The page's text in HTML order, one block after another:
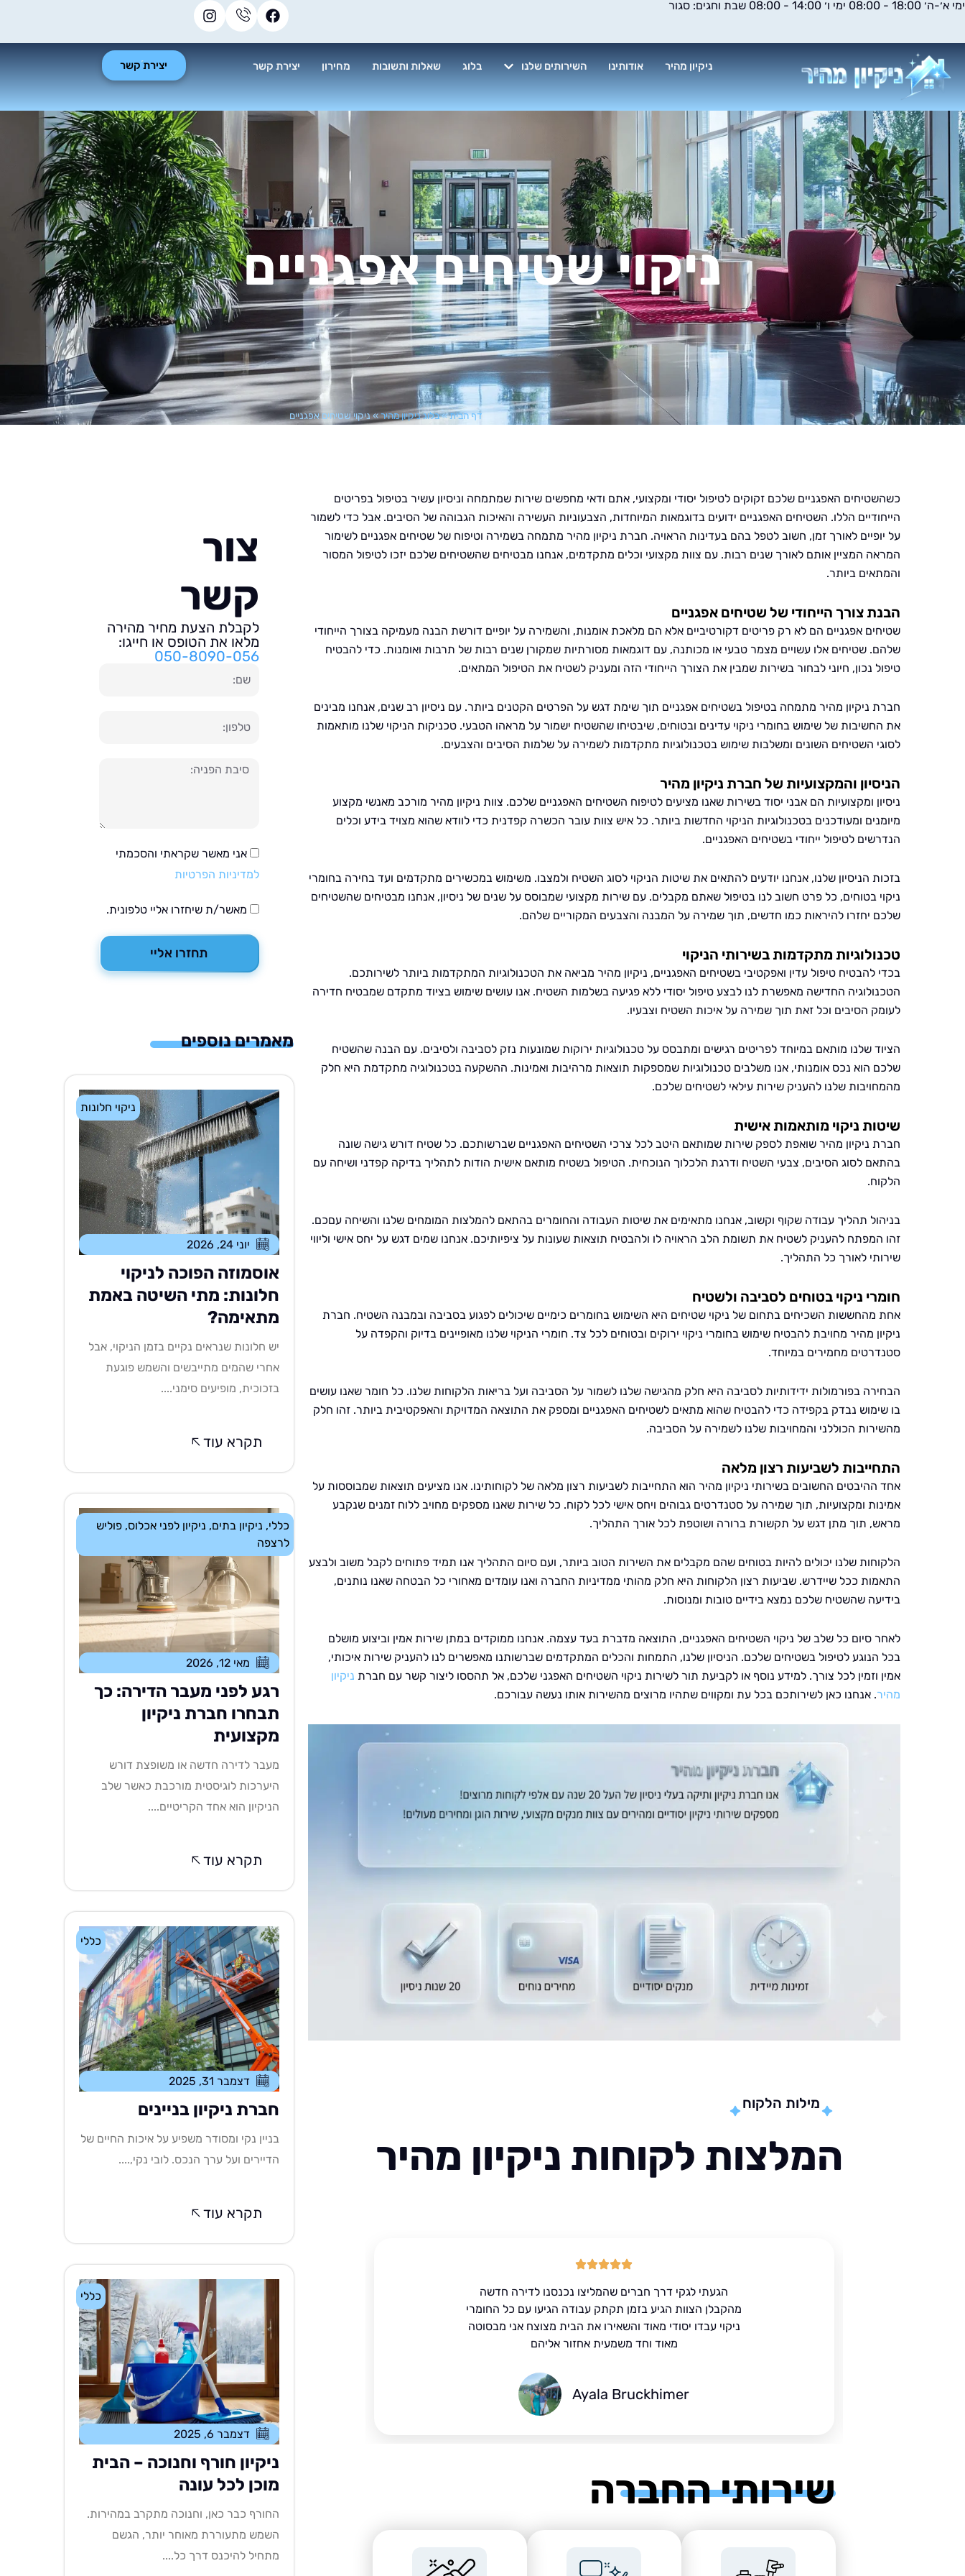
דילוג
ימי א׳-ה׳ 18:00 - 08:00 ימי ו׳ 14:00 - 08:00 שבת וחגים: סגור
ניקיון מהיר אודותינו השירותים שלנו בלוג שאלות ותשובות מחירון יצירת קשר יצירת קשר
ניקוי שטיחים אפגניים
דף הבית»בלוג ניקיון מהיר»ניקוי שטיחים אפגניים
כשהשטיחים האפגניים שלכם זקוקים לטיפול יסודי ומקצועי, אתם ודאי מחפשים שירות שמתמחה וניסיון עשיר בטיפול בפריטים
הייחודיים הללו. השטיחים האפגניים ידועים בדוגמאות המיוחדות, הצבעוניות העשירה והאיכות הגבוהה של הסיבים. אבל כדי לשמור
על יופיים לאורך זמן, חשוב לטפל בהם בעדינות הראויה. חברת ניקיון מהיר מתמחה בשמירה וטיפוח של שטיחים אפגניים לשימור
המראה המציין אותם לאורך שנים רבות. עם צוות מקצועי וכלים מתקדמים, אנחנו מבטיחים שהשטיחים שלכם יזכו לטיפול המסור
והמתאים ביותר.
הבנת צורך הייחודי של שטיחים אפגניים
שטיחים אפגניים הם לא רק פריטים דקורטיביים אלא הם מלאכת אומנות, והשמירה על יופיים דורשת הבנה מעמיקה בצורך הייחודי
שלהם. שטיחים אלו עשויים מצמר טבעי או מכותנה, עם דוגמאות מסורתיות שמקורן שנים רבות של תרבות ואומנות. כדי להבטיח
טיפול נכון, חיוני לבחור בשירות שמבין את הצורך הייחודי הזה ומעניק לשטיח את הטיפול המתאים.
חברת ניקיון מהיר מתמחה בטיפול בשטיחים אפגניים תוך שימת דגש על הפרטים הקטנים ביותר. עם ניסיון רב שנים, אנחנו מבינים
את החשיבות של שימוש בחומרי ניקוי עדינים ובטוחים, שיבטיחו שהשטיח ישמור על מראהו הטבעי. טכניקות הניקוי שלנו מותאמות
לסוגי השטיחים השונים ומשלבות שימוש בטכנולוגיות מתקדמות לשמירה על שלמות הסיבים והצבעים.
הניסיון והמקצועיות של חברת ניקיון מהיר
ניסיון ומקצועיות הם אבני יסוד בשירות שאנו מציעים לטיפוח השטיחים האפגניים שלכם. צוות ניקיון מהיר מורכב מאנשי מקצוע
מיומנים ומעודכנים בטכנולוגיות הניקוי החדשות ביותר. כל איש צוות עובר הכשרה קפדנית כדי לוודא שהוא מצויד בידע וכלים
הנדרשים לטיפול ייחודי בשטיחים האפגניים.
בזכות הניסיון שלנו, אנחנו יודעים להתאים את שיטות הניקוי לסוג השטיח ולמצבו. משימוש במכשירים מתקדמים ועד בחירה בחומרי
ניקוי בטוחים, כל פרט חשוב לנו בטיפול שאתם מקבלים. עם שירות מקצועי שמבוסס על שנים של ניסיון, אנחנו מבטיחים שהשטיחים
שלכם יחזרו להיראות כמו חדשים, תוך שמירה על המבנה והצבעים המקוריים שלהם.
טכנולוגיות מתקדמות בשירותי הניקוי
בכדי להבטיח טיפול עדין ואפקטיבי בשטיחים האפגניים, ניקיון מהיר מביאה את הטכנולוגיות המתקדמות ביותר לשירותכם.
הטכנולוגיה החדישה מאפשרת לנו לבצע טיפול יסודי ללא פגיעה בשלמות השטיח. אנו עושים שימוש בציוד מתקדם שמבטיח חדירה
לעומק הסיבים וכל זאת תוך שמירה על איכות השטיח וצבעיו.
הציוד שלנו מותאם במיוחד לפריטים רגישים ומתבסס על טכנולוגיות ירוקות שמונעות נזק לסביבה ולסיבים. עם הבנה שהשטיח
שלכם הוא נכס אומנותי, אנו משלבים טכנולוגיות שמספקות תוצאות מרהיבות ואמינות. ההשקעה בטכנולוגיה מתקדמת היא חלק
מהמחויבות שלנו להעניק שירות עילאי לשטיחים שלכם.
שיטות ניקוי מותאמות אישית
חברת ניקיון מהיר שואפת לספק שירות שמותאם היטב לכל צרכי השטיחים האפגניים שברשותכם. כל שטיח דורש גישה שונה
בהתאם לסוג הסיבים, צבעי השטיח ודרגת הלכלוך הנוכחית. הטיפול בשטיח מותאם אישית הודות לתהליך בדיקה קפדני ושיחה עם
הלקוח.
בניהול תהליך עבודה שקוף וקשוב, אנחנו מתאימים את שיטות העבודה והחומרים בהתאם להמלצות המומחים שלנו והשיחה עםכם.
זהו המפתח להעניק לשטיח את תשומת הלב הראויה לו ולהבטיח תוצאות שעונות על ציפיותיכם. אנחנו שמים דגש על יחס אישי וליווי
שירותי לאורך כל התהליך.
חומרי ניקוי בטוחים לסביבה ולשטיח
אחת מהחששות השכיחים בתחום של ניקוי שטיחים היא השימוש בחומרים כימיים שיכולים לפגוע בסביבה ובמבנה השטיח. חברת
ניקיון מהיר מחויבת להבטיח שימוש בחומרי ניקוי ירוקים ובטוחים לכל צד. חומרי הניקוי שלנו מאופיינים בדיוק והקפדה על
סטנדרטים מחמירים במיוחד.
הבחירה בפורמולות ידידותיות לסביבה היא חלק מהגישה שלנו לשמור על הסביבה ועל בריאות הלקוחות שלנו. כל חומר שאנו עושים
בו שימוש נבדק בקפידה כדי להבטיח שהוא מתאים לשטיחים האפגניים ומספק את התוצאה המדויקת והאפקטיבית ביותר. זהו חלק
מהשירות הכוללני והמחויבות שלנו לשמירה על הסביבה.
התחייבות לשביעות רצון מלאה
אחד ההיבטים החשובים בשירותי ניקיון מהיר הוא התחייבות לשביעות רצון מלאה של לקוחותינו. אנו מציעים תוצאות שמבוססות על
אמינות ומקצועיות, תוך שמירה על סטנדרטים גבוהים ויחס אישי לכל לקוח. כל שירות שאנו מספקים מחויב ללוח זמנים שנקבע
מראש, תוך מתן דגש על תקשורת ברורה ושוטפת לכל אורך התהליך.
הלקוחות שלנו יכולים להיות בטוחים שהם מקבלים את השירות הטוב ביותר, ועם סיום התהליך אנו תמיד פתוחים לקבל משוב ולבצע
התאמות ככל שיידרש. שביעות רצון הלקוחות היא חלק מהותי ממדיניות החברה ואנו עומדים מאחורי כל הבטחה שאנו נותנים,
בידיעה שהשטיח שלכם נמצא בידיים טובות ומנוסות.
לאחר סיום כל שלב של ניקוי השטיחים האפגניים, התוצאה מדברת בעד עצמה. אנחנו ממוקדים במתן שירות אמין וביצוע מושלם
בכל הנוגע לטיפול בשטיחים שלכם. הניסיון שלנו, התמחות והכלים המתקדמים שברשותנו מאפשרים לנו להעניק שירות איכותי,
אמין וזמין לכל צורך. למידע נוסף או לקביעת תור לשירות ניקוי השטיחים האפגני שלכם, אל תהססו ליצור קשר עם חברת ניקיון
מהיר. אנחנו כאן לשירותכם בכל עת ומקווים שתהיו מרוצים מהשירות אותו נעשה עבורכם.
מילות הלקוח
המלצות לקוחות ניקיון מהיר
הגעתי לגקי דרך חברים שהמליצו נכנסנו לדירה חדשה
מהקבלן הצוות הגיע בזמן תקתק עבודה הגיעו עם כל החומרי
ניקוי עבדו יסודי מאוד והשאירו את הבית מצוצח אני מבסוטה
מאוד וחד משמעית אחזור אליהם
Ayala Bruckhimer
שירותי החברה
צור
קשר
לקבלת הצעת מחיר מהירה
מלאו את הטופס או חייגו:
050-8090-056
טלפון
הודעה
אני מאשר שקראתי והסכמתי
למדיניות הפרטיות
מאשר/ת שיחזרו אליי טלפונית.
תחזרו אליי
מאמרים נוספים
ניקוי חלונות
יוני 24, 2026
אוסמוזה הפוכה לניקוי
חלונות: מתי השיטה באמת
מתאימה?
יש חלונות שנראים נקיים בזמן הניקוי, אבל
אחרי שהמים מתייבשים והשמש פוגעת
בזכוכית, מופיעים סימני....
תקרא עוד
כללי, ניקיון בתים, ניקיון לפני אכלוס,פוליש
לרצפה
מאי 12, 2026
רגע לפני מעבר הדירה: כך
תבחרו חברת ניקיון
מקצועית
מעבר לדירה חדשה או משופצת דורש
היערכות לוגיסטית מורכבת כאשר שלב
הניקיון הוא אחד הקריטיים....
תקרא עוד
כללי
דצמבר 31, 2025
חברת ניקיון בניינים
בניין נקי ומסודר משפיע על איכות החיים של
הדיירים ועל ערך הנכס. לובי נקי,....
תקרא עוד
כללי
דצמבר 6, 2025
ניקיון חורף וחנוכה – הבית
מוכן לכל עונה
החורף כבר כאן, וחנוכה מתקרב במהירות.
השמש מתעוררת מאוחר יותר, הגשם
מתחיל להיכנס דרך כל....